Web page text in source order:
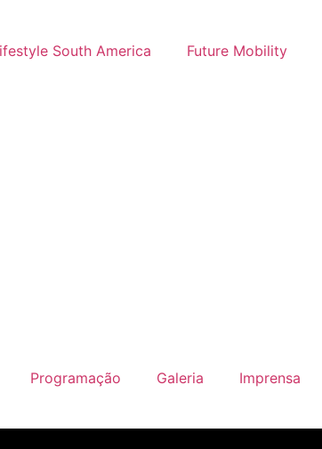
South America Future Mobility
Programação Galeria Imprensa